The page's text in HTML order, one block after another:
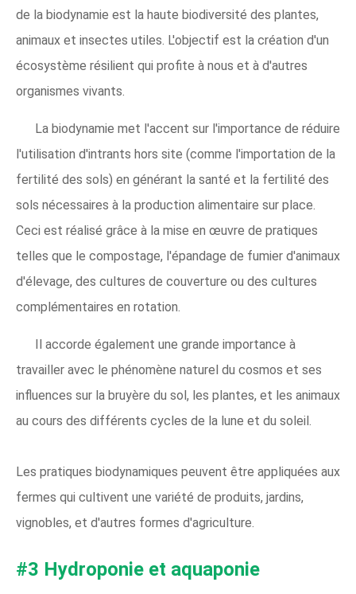
de la biodynamie est la haute biodiversité des plantes,
animaux et insectes utiles. L'objectif est la création d'un
écosystème résilient qui profite à nous et à d'autres
organismes vivants.
La biodynamie met l'accent sur l'importance de réduire
l'utilisation d'intrants hors site (comme l'importation de la
fertilité des sols) en générant la santé et la fertilité des
sols nécessaires à la production alimentaire sur place.
Ceci est réalisé grâce à la mise en œuvre de pratiques
telles que le compostage, l'épandage de fumier d'animaux
d'élevage, des cultures de couverture ou des cultures
complémentaires en rotation.
Il accorde également une grande importance à
travailler avec le phénomène naturel du cosmos et ses
influences sur la bruyère du sol, les plantes, et les animaux
au cours des différents cycles de la lune et du soleil.
Les pratiques biodynamiques peuvent être appliquées aux
fermes qui cultivent une variété de produits, jardins,
vignobles, et d'autres formes d'agriculture.
#3 Hydroponie et aquaponie